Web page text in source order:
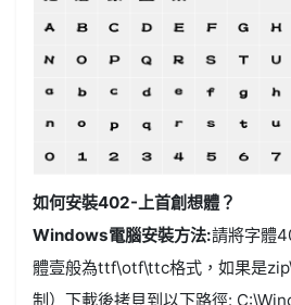
如何安裝402-上首創想體？
Windows電腦安裝方法:請將字體
體壹般為ttf\otf\ttc格式，如果是
制）下載後拷貝到以下路徑: